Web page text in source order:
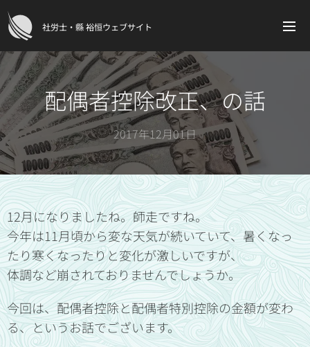
社労士・縣 裕恒ウェブサイト
配偶者控除改正、の話
2017年12月01日
12月になりましたね。師走ですね。
今年は11月頃から変な天気が続いていて、暑くなっ
たり寒くなったりと変化が激しいですが、
体調など崩されておりませんでしょうか。
今回は、配偶者控除と配偶者特別控除の金額が変わ
る、というお話でございます。